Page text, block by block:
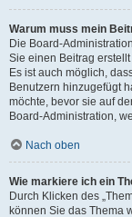
Warum muss mein
Die Board-
Sie einen Beitrag
Es ist auch möglich,
Benutzern hinzugefügt
möchte, bevor sie auf
Board-Administration,
Nach oben
Wie markiere ich ein
Durch Klicken des
können Sie das Thema